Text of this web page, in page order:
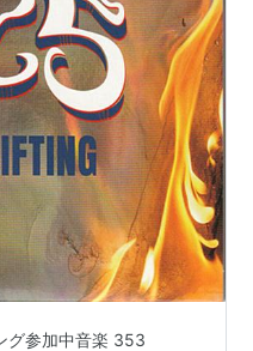
グ参加中音楽 353